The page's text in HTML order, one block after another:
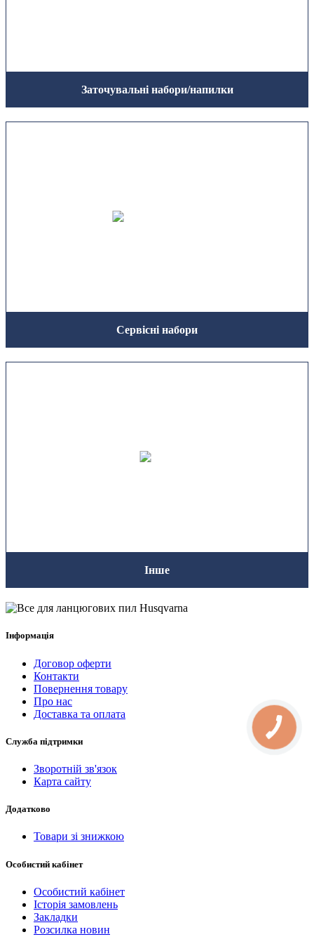
Заточувальні набори/напилки
Сервісні набори
Інше
Інформація
Договор оферти
Контакти
Повернення товару
Про нас
Доставка та оплата
Служба підтримки
Зворотній зв'язок
Карта сайту
Додатково
Товари зі знижкою
Особистий кабінет
Особистий кабінет
Історія замовлень
Закладки
Розсилка новин